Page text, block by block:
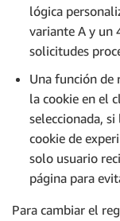
lógica
variante A y un
solicitudes
Una función de
la cookie en el
seleccionada,
cookie de
solo usuario
página para
Para cambiar el